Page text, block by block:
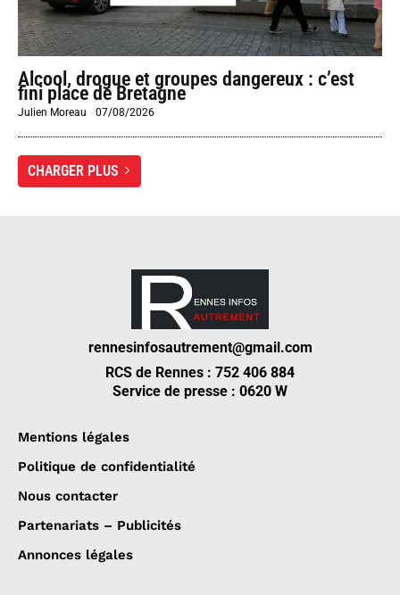
Alcool, drogue et groupes dangereux : c’est
fini place de Bretagne
Julien Moreau -07/08/2026
CHARGER PLUS
rennesinfosautrement@gmail.com
RCS de Rennes : 752 406 884
Service de presse : 0620 W
Mentions légales
Politique de confidentialité
Nous contacter
Partenariats – Publicités
Annonces légales